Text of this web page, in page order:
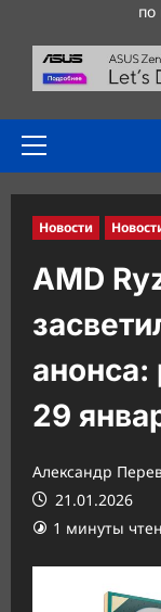
по
Основное
Новости
AMD
анонса:
29
Александр
21.01.2026
1 минуты